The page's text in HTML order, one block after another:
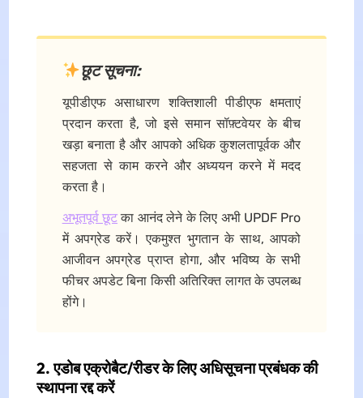
छूट सूचना:
यूपीडीएफ असाधारण शक्तिशाली पीडीएफ क्षमताएं
प्रदान करता है, जो इसे समान सॉफ़्टवेयर के बीच
खड़ा बनाता है और आपको अधिक कुशलतापूर्वक और
सहजता से काम करने और अध्ययन करने में मदद
करता है।
अभूतपूर्व छूटका आनंद लेने के लिए अभी UPDF Pro
में अपग्रेड करें। एकमुश्त भुगतान के साथ, आपको
आजीवन अपग्रेड प्राप्त होगा, और भविष्य के सभी
फीचर अपडेट बिना किसी अतिरिक्त लागत के उपलब्ध
होंगे।
2.एडोब एक्रोबैट/रीडर के लिए अधिसूचना प्रबंधक की
स्थापना रद्दकरें